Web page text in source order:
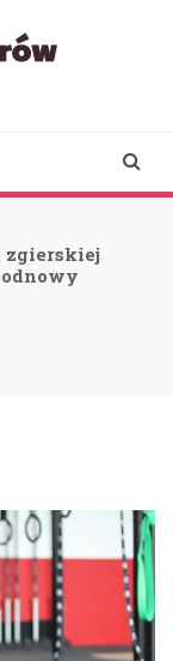
zgierskiej